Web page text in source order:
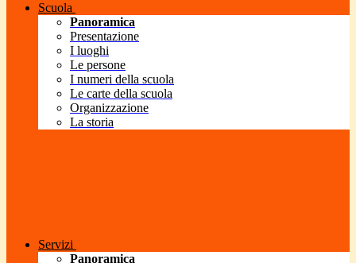
Scuola
Panoramica
Presentazione
I luoghi
Le persone
I numeri della scuola
Le carte della scuola
Organizzazione
La storia
Servizi
Panoramica